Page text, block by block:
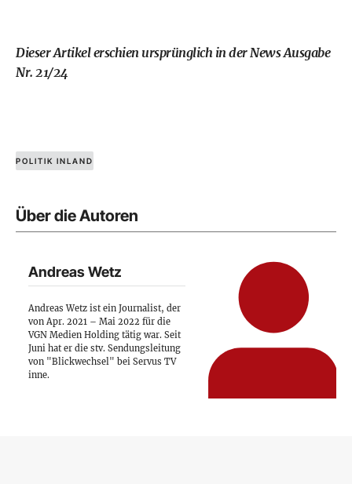
Dieser Artikel erschien ursprünglich in der News Ausgabe
Nr. 21/24
POLITIK INLAND
Über die Autoren
Andreas Wetz
Andreas Wetz ist ein Journalist, der
von Apr. 2021 – Mai 2022 für die
VGN Medien Holding tätig war. Seit
Juni hat er die stv. Sendungsleitung
von "Blickwechsel" bei Servus TV
inne.